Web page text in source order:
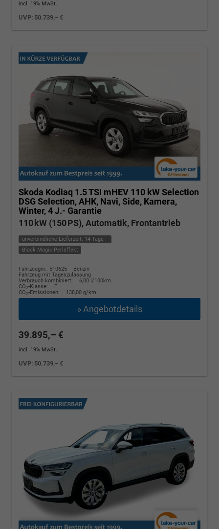
incl. 19% MwSt.
UVP: 50.739,– €
Skoda Kodiaq 1.5 TSI mHEV 110 kW Selection
DSG Selection, AHK, Navi, Side, Kamera,
Winter, 4 J.- Garantie
110 kW (150 PS), Automatik, Frontantrieb
unverbindliche Lieferzeit: 14 Tage
Black Magic Perleffekt
Fahrzeugnr.: 510625
Benzin
Fahrzeug mit Tageszulassung
Verbrauch kombiniert:
6,00 l/100km
CO2-Klasse:
E
CO2-Emissionen: 138,00 g/km
» Angebotdetails
39.895,– €
incl. 19% MwSt.
UVP: 50.739,– €